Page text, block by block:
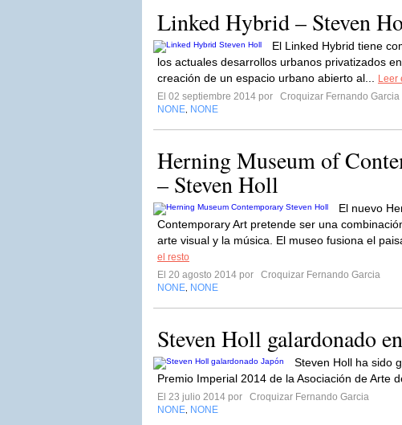
Linked Hybrid – Steven
El Linked Hybrid tiene
los actuales desarrollos urbanos privatizados
creación de un espacio urbano abierto al...
Leer
El 02 septiembre 2014 por
Croquizar Fernando Garcia
NONE NONE
Herning Museum of
– Steven Holl
El nuevo
Contemporary Art pretende ser una
arte visual y la música. El museo fusiona el
el resto
El 20 agosto 2014 por
Croquizar Fernando Garcia
NONE NONE
Steven Holl galardonado
Steven Holl ha sido
Premio Imperial 2014 de la Asociación de Arte
El 23 julio 2014 por
Croquizar Fernando Garcia
NONE NONE